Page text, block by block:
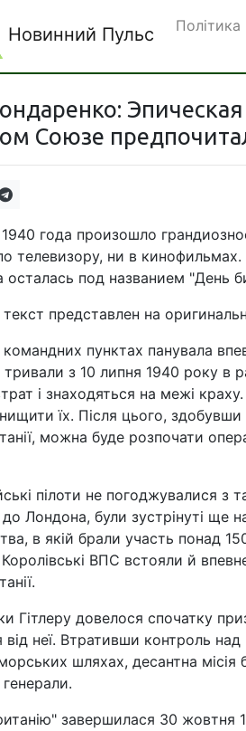
Новинний Пульс Політика
Союзе
1940 года произошло
телевизору, ни в
осталась под названием "День
представлен на
пунктах панувала
тривали з 10 липня 1940 року
і знаходяться на межі
їх. Після цього,
можна буде розпочати
пілоти не погоджувалися з
Лондона, були зустрінуті ще
в якій брали участь понад
Королівські ВПС встояли й
Гітлеру довелося спочатку
від неї. Втративши контроль
шляхах, десантна
завершилася 30 жовтня